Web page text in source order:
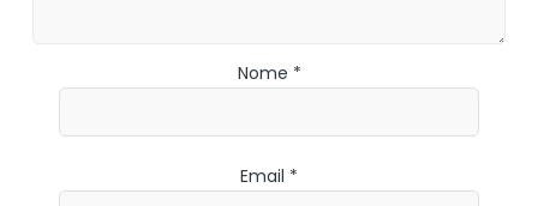
Nome *
Email *